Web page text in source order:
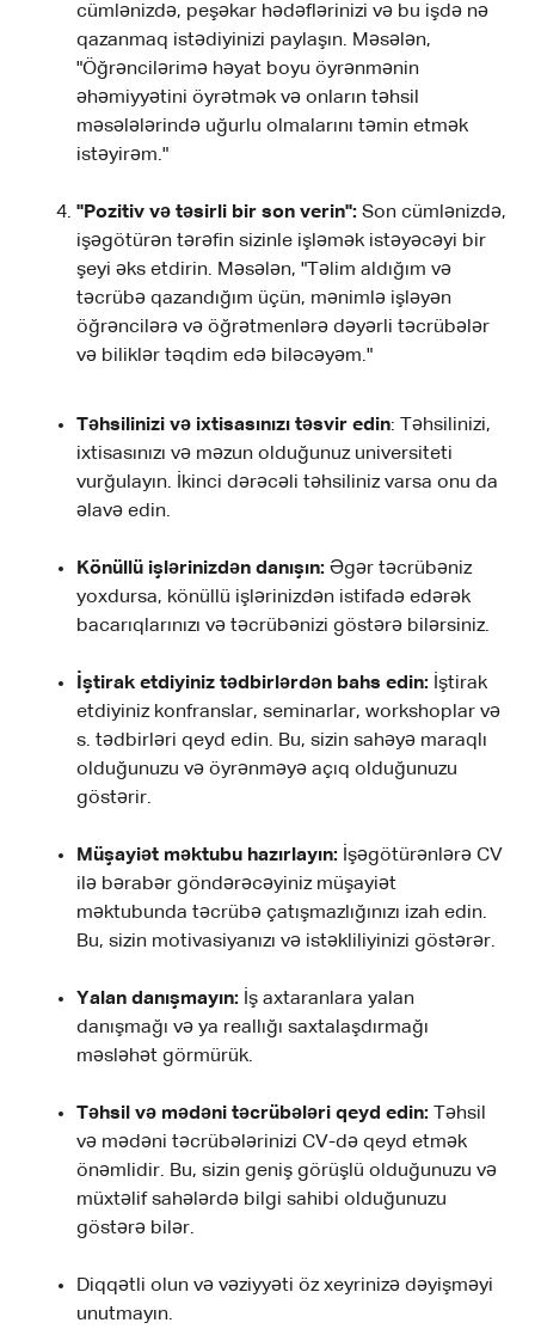
cümlənizdə, peşəkar hədəflərinizi və bu işdə nə
qazanmaq istədiyinizi paylaşın. Məsələn,
"Öğrəncilərimə həyat boyu öyrənmənin
əhəmiyyətini öyrətmək və onların təhsil
məsələlərində uğurlu olmalarını təmin etmək
istəyirəm."
"Pozitiv və təsirli bir son verin": Son cümlənizdə,
işəgötürən tərəfin sizinle işləmək istəyəcəyi bir
şeyi əks etdirin. Məsələn, "Təlim aldığım və
təcrübə qazandığım üçün, mənimlə işləyən
öğrəncilərə və öğrətmenlərə dəyərli təcrübələr
və biliklər təqdim edə biləcəyəm."
Təhsilinizi və ixtisasınızı təsvir edin: Təhsilinizi,
ixtisasınızı və məzun olduğunuz universiteti
vurğulayın. İkinci dərəcəli təhsiliniz varsa onu da
əlavə edin.
Könüllü işlərinizdən danışın: Əgər təcrübəniz
yoxdursa, könüllü işlərinizdən istifadə edərək
bacarıqlarınızı və təcrübənizi göstərə bilərsiniz.
İştirak etdiyiniz tədbirlərdən bahs edin: İştirak
etdiyiniz konfranslar, seminarlar, workshoplar və
s. tədbirləri qeyd edin. Bu, sizin sahəyə maraqlı
olduğunuzu və öyrənməyə açıq olduğunuzu
göstərir.
Müşayiət məktubu hazırlayın: İşəgötürənlərə CV
ilə bərabər göndərəcəyiniz müşayiət
məktubunda təcrübə çatışmazlığınızı izah edin.
Bu, sizin motivasiyanızı və istəkliliyinizi göstərər.
Yalan danışmayın: İş axtaranlara yalan
danışmağı və ya reallığı saxtalaşdırmağı
məsləhət görmürük.
Təhsil və mədəni təcrübələri qeyd edin: Təhsil
və mədəni təcrübələrinizi CV-də qeyd etmək
önəmlidir. Bu, sizin geniş görüşlü olduğunuzu və
müxtəlif sahələrdə bilgi sahibi olduğunuzu
göstərə bilər.
Diqqətli olun və vəziyyəti öz xeyrinizə dəyişməyi
unutmayın.